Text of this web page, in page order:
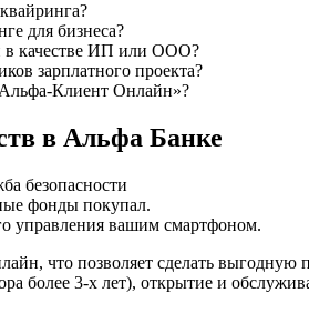
для бизнеса?
в качестве ИП или ООО?
зарплатного проекта?
Клиент Онлайн»?
в Альфа Банке
безопасности
фонды покупал.
управления вашим смартфоном.
что позволяет сделать
более 3‐х лет), открытие и